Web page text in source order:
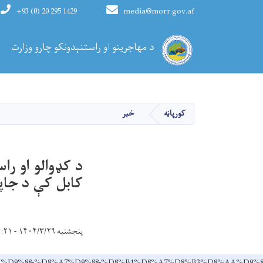
د مهاجرینو او راستنېدونکو چارو وزارت
media@morr.gov.af
+93 (0) 20 295 1429
Main navigation
کورپاڼه خبر
د کډوالو او
کابل کې د
پنجشنبه ۱۴۰۴/۳/۲۹ - ۲۰:۲۱